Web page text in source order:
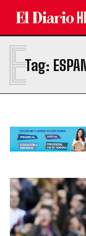
Tag:
E